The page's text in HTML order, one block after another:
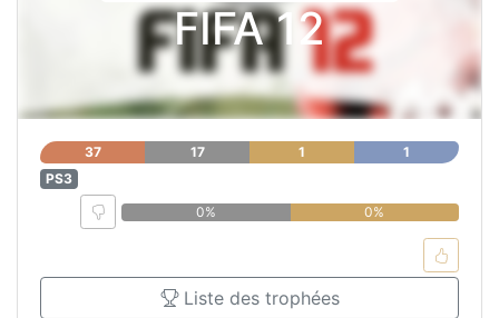
FIFA 12
37 17 1
1
PS3
0%
0%
Liste des trophées